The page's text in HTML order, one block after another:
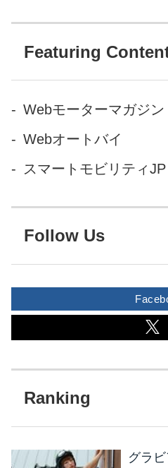
象・・
発した
コース
うに正
を一周
取りで
Featuring
Webモーターマガジン
Webオートバイ
スマートモビリティJP
Follow Us
グラ